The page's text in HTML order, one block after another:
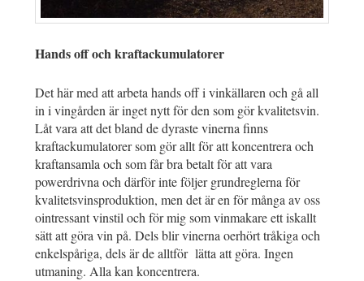
Hands off och kraftackumulatorer
Det här med att arbeta hands off i vinkällaren och gå all
in i vingården är inget nytt för den som gör kvalitetsvin.
Låt vara att det bland de dyraste vinerna finns
kraftackumulatorer som gör allt för att koncentrera och
kraftansamla och som får bra betalt för att vara
powerdrivna och därför inte följer grundreglerna för
kvalitetsvinsproduktion, men det är en för många av oss
ointressant vinstil och för mig som vinmakare ett iskallt
sätt att göra vin på. Dels blir vinerna oerhört tråkiga och
enkelspåriga, dels är de alltför lätta att göra. Ingen
utmaning. Alla kan koncentrera.